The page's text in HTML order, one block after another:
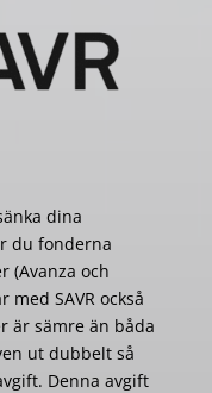
dina
du fonderna
(Avanza och
SAVR också
är sämre än båda
ut dubbelt så
Denna avgift